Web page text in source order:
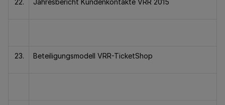
22. Jahresbericht Kundenkontakte VRR 2015
23. Beteiligungsmodell VRR-TicketShop